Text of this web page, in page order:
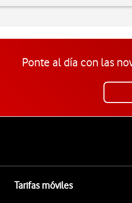
Ponte al día con las
Tarifas móviles